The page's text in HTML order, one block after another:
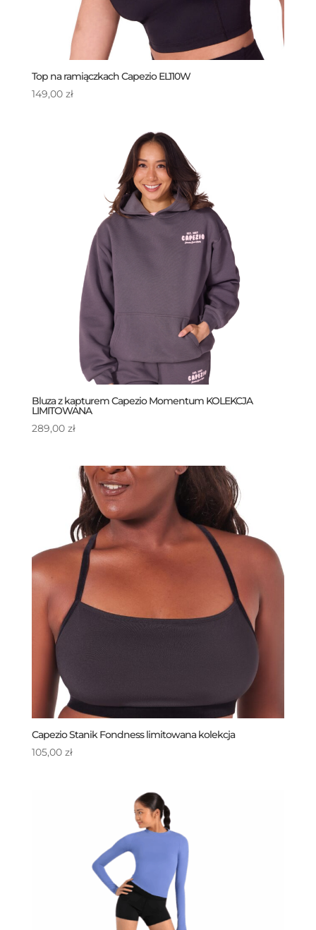
Top na ramiączkach Capezio EL110W
149,00 zł
Bluza z kapturem Capezio Momentum KOLEKCJA
LIMITOWANA
289,00 zł
Capezio Stanik Fondness limitowana kolekcja
105,00 zł